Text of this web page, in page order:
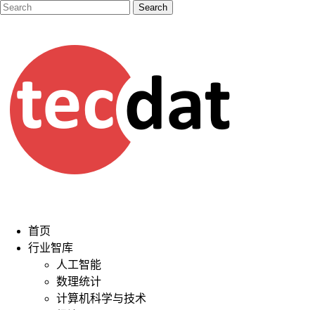
首页
行业智库
人工智能
数理统计
计算机科学与技术